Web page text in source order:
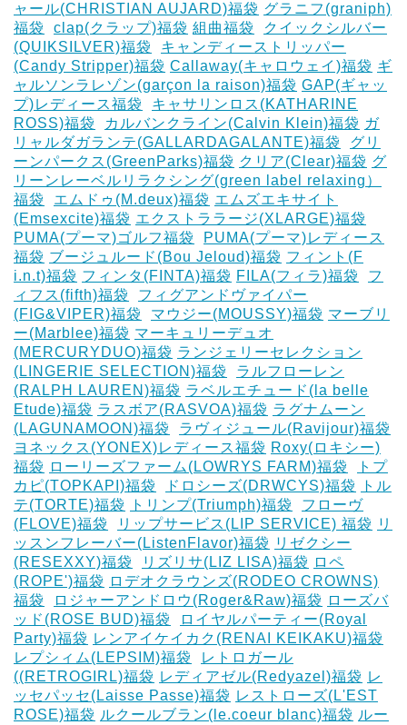
ャール(CHRISTIAN AUJARD)福袋 グラニフ(graniph)
福袋
clap(クラップ)福袋 組曲福袋
クイックシルバー
(QUIKSILVER)福袋
キャンディーストリッパー
(Candy Stripper)福袋 Callaway(キャロウェイ)福袋 ギ
ャルソンラレゾン(garçon la raison)福袋 GAP(ギャッ
プ)レディース福袋
キャサリンロス(KATHARINE
ROSS)福袋
カルバンクライン(Calvin Klein)福袋 ガ
リャルダガランテ(GALLARDAGALANTE)福袋
グリ
ーンパークス(GreenParks)福袋 クリア(Clear)福袋 グ
リーンレーベルリラクシング(green label relaxing）
福袋
エムドゥ(M.deux)福袋 エムズエキサイト
(Emsexcite)福袋 エクストララージ(XLARGE)福袋
PUMA(プーマ)ゴルフ福袋
PUMA(プーマ)レディース
福袋 ブージュルード(Bou Jeloud)福袋 フィント(F
i.n.t)福袋 フィンタ(FINTA)福袋 ‎FILA(フィラ)福袋
フ
ィフス(fifth)福袋
フィグアンドヴァイパー
(FIG&VIPER)福袋
マウジー(MOUSSY)福袋 マーブリ
ー(Marblee)福袋 マーキュリーデュオ
(MERCURYDUO)福袋 ランジェリーセレクション
(LINGERIE SELECTION)福袋
ラルフローレン
(RALPH LAUREN)福袋 ラベルエチュード(la belle
Etude)福袋 ラスボア(RASVOA)福袋 ラグナムーン
(LAGUNAMOON)福袋
ラヴィジュール(Ravijour)福袋
ヨネックス(YONEX)レディース福袋 Roxy(ロキシー)
福袋 ローリーズファーム(LOWRYS FARM)福袋
トプ
カピ(TOPKAPI)福袋
ドロシーズ(DRWCYS)福袋
トル
テ(TORTE)福袋
トリンプ(Triumph)福袋
フローヴ
(FLOVE)福袋
リップサービス(LIP SERVICE) 福袋 リ
ッスンフレーバー(ListenFlavor)福袋 リゼクシー
(RESEXXY)福袋
リズリサ(LIZ LISA)福袋 ロペ
(ROPE')福袋 ロデオクラウンズ(RODEO CROWNS)
福袋
ロジャーアンドロウ(Roger&Raw)福袋 ローズバ
ッド(ROSE BUD)福袋
ロイヤルパーティー(Royal
Party)福袋 レンアイケイカク(RENAI KEIKAKU)福袋
レプシィム(LEPSIM)福袋
レトロガール
((RETROGIRL)福袋 レディアゼル(Redyazel)福袋 レ
ッセパッセ(Laisse Passe)福袋 レストローズ(L'EST
ROSE)福袋 ルクールブラン(le.coeur blanc)福袋 ルー